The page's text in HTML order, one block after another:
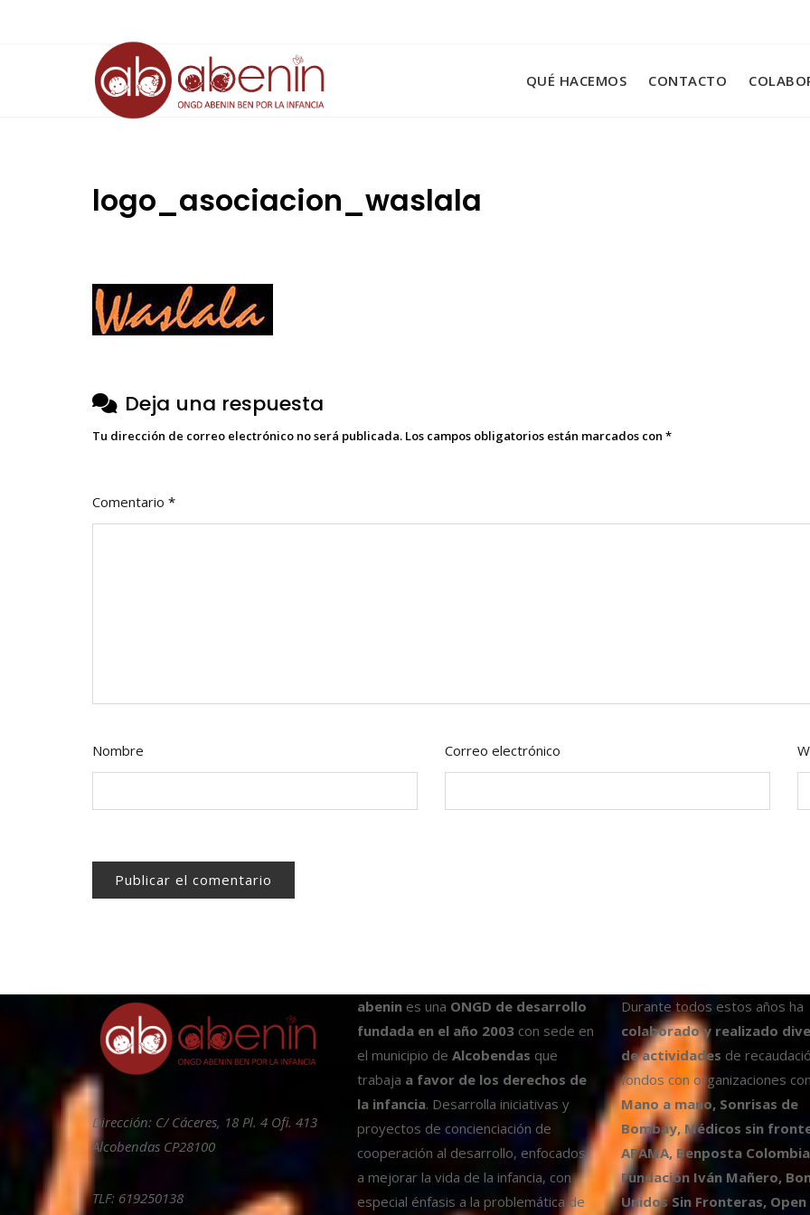
QUÉ HACEMOS
CONTACTO
logo_asociacion_waslala
Deja una respuesta
Tu dirección de correo electrónico no será publicada. Los campos obligatorios están marcados con *
Comentario *
Nombre Correo electrónico
Dirección: C/ Cáceres, 18 Pl. 4 Ofi. 413
Alcobendas CP28100
TLF: 619250138
abenines una ONGD de desarrollo
fundada en el año 2003 con sede en
el municipio de Alcobendas que
trabaja a favor de los derechos de
la infancia. Desarrolla iniciativas y
proyectos de concienciación de
cooperación al desarrollo, enfocados
a mejorar la vida de la infancia, con
especial énfasis a la problemática de
Durante todos estos años ha
colaborado y realizado
de actividades de
fondos con organizaciones
Mano a mano, Sonrisas de
Bombay, Médicos sin
APAMA, Benposta
Fundación Iván Mañero,
Unidos Sin Fronteras, Open